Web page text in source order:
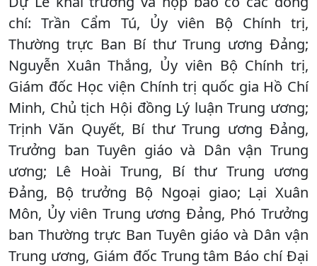
chí: Trần Cẩm Tú, Ủy viên Bộ Chính trị,
Thường trực Ban Bí thư Trung ương Đảng;
Nguyễn Xuân Thắng, Ủy viên Bộ Chính trị,
Giám đốc Học viện Chính trị quốc gia Hồ Chí
Minh, Chủ tịch Hội đồng Lý luận Trung ương;
Trịnh Văn Quyết, Bí thư Trung ương Đảng,
Trưởng ban Tuyên giáo và Dân vận Trung
ương; Lê Hoài Trung, Bí thư Trung ương
Đảng, Bộ trưởng Bộ Ngoại giao; Lại Xuân
Môn, Ủy viên Trung ương Đảng, Phó Trưởng
ban Thường trực Ban Tuyên giáo và Dân vận
Trung ương, Giám đốc Trung tâm Báo chí Đại